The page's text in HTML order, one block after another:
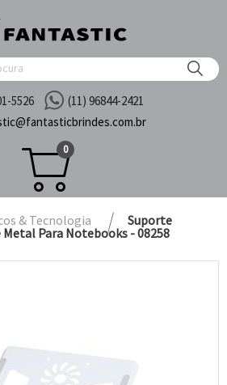
5526
(11) 96844-2421
fantasticbrindes.com.br
0
& Tecnologia
Suporte
Para Notebooks - 08258